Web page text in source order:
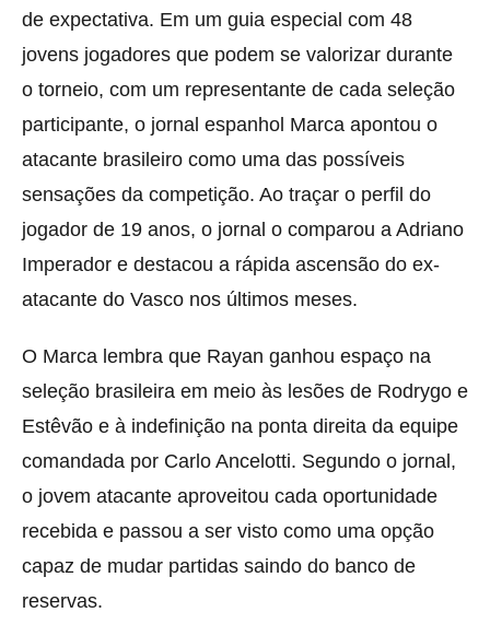
de expectativa. Em um guia especial com 48
jovens jogadores que podem se valorizar durante
o torneio, com um representante de cada seleção
participante, o jornal espanhol Marca apontou o
atacante brasileiro como uma das possíveis
sensações da competição. Ao traçar o perfil do
jogador de 19 anos, o jornal o comparou a Adriano
Imperador e destacou a rápida ascensão do ex-
atacante do Vasco nos últimos meses.
O Marca lembra que Rayan ganhou espaço na
seleção brasileira em meio às lesões de Rodrygo e
Estêvão e à indefinição na ponta direita da equipe
comandada por Carlo Ancelotti. Segundo o jornal,
o jovem atacante aproveitou cada oportunidade
recebida e passou a ser visto como uma opção
capaz de mudar partidas saindo do banco de
reservas.